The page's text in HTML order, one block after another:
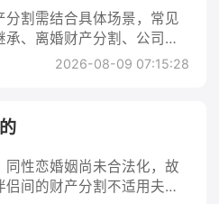
离婚流程，保障自身权益。
不涉及财产分割 离婚时不涉
割，通常有两种情形：一是
在婚姻关系存续期间无共同
一致决定暂不分割或永久放
如，刚结婚半年的小吴和小
未购置房产、车辆，工资各
分割需结合具体场景，常见
承、离婚财产分割、公司清
。不同场景下法律依据与分
异较大，需先明确财产性质
调解或诉讼等方式处理。遗
循法定继承或遗嘱继承；离
夫妻共同财产平等分割为原
财产需区分股东个人财产与
，按《公司法》规定分配。
2026-08-09 07:15:28
同性恋婚姻尚未合法化，故
侣间的财产分割不适用夫妻